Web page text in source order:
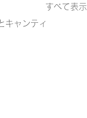
キャンティ
すべて表示